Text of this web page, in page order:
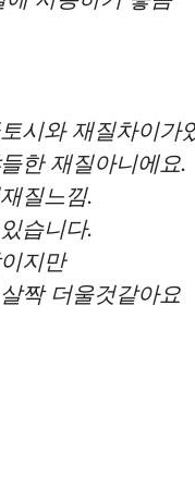
시와 재질차이가
한 재질아니에요.
질느낌.
습니다.
지만
짝 더울것같아요